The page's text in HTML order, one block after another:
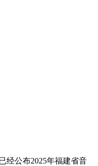
经公布2025年福建省音